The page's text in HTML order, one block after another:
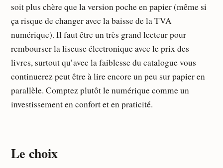
soit plus chère que la version poche en papier (même si
ça risque de changer avec la baisse de la TVA
numérique). Il faut être un très grand lecteur pour
rembourser la liseuse électronique avec le prix des
livres, surtout qu’avec la faiblesse du catalogue vous
continuerez peut être à lire encore un peu sur papier en
parallèle. Comptez plutôt le numérique comme un
investissement en confort et en praticité.
Le choix